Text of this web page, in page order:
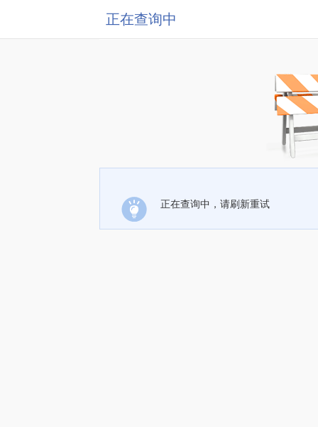
正在查询中
正在查询中，请刷新重试